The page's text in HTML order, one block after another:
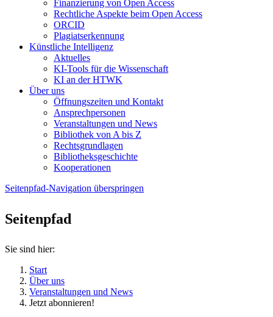
Finanzierung von Open Access
Rechtliche Aspekte beim Open Access
ORCID
Plagiatserkennung
Künstliche Intelligenz
Aktuelles
KI-Tools für die Wissenschaft
KI an der HTWK
Über uns
Öffnungszeiten und Kontakt
Ansprechpersonen
Veranstaltungen und News
Bibliothek von A bis Z
Rechtsgrundlagen
Bibliotheksgeschichte
Kooperationen
Seitenpfad-Navigation überspringen
Seitenpfad
Sie sind hier:
Start
Über uns
Veranstaltungen und News
Jetzt abonnieren!